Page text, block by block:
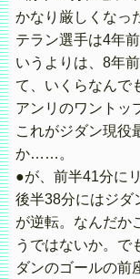
かなり厳しくなっ
テラン選手は4年
いうよりは、8年
て、いくらなんで
アンリのワントッ
これがジダン現役
か……。
●が、前半41分に
後半38分にはジダ
が逆転。なんだか
うではないか。で
ダンのゴールの前